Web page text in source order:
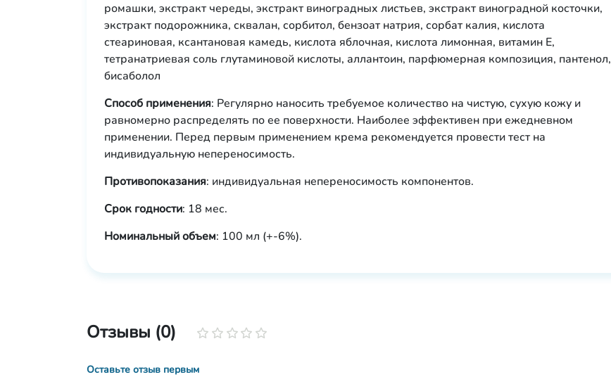
ромашки, экстракт череды, экстракт виноградных листьев, экстракт виноградной косточки,
экстракт подорожника, сквалан, сорбитол, бензоат натрия, сорбат калия, кислота
стеариновая, ксантановая камедь, кислота яблочная, кислота лимонная, витамин Е,
тетранатриевая соль глутаминовой кислоты, аллантоин, парфюмерная композиция, пантенол,
бисаболол
Способ применения: Регулярно наносить требуемое количество на чистую, сухую кожу и
равномерно распределять по ее поверхности. Наиболее эффективен при ежедневном
применении. Перед первым применением крема рекомендуется провести тест на
индивидуальную непереносимость.
Противопоказания: индивидуальная непереносимость компонентов.
Срок годности: 18 мес.
Номинальный объем: 100 мл (+-6%).
Отзывы (0)
Оставьте отзыв первым